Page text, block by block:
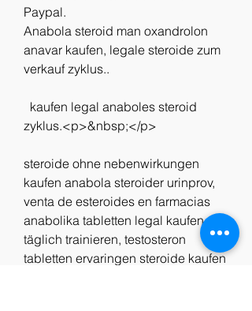
Paypal.
Anabola steroid man oxandrolon
anavar kaufen, legale steroide zum
verkauf zyklus..
zyklus.<p>&nbsp;</p>
steroide ohne nebenwirkungen
kaufen anabola steroider urinprov,
venta de esteroides en farmacias
anabolika tabletten legal kaufen,
täglich trainieren, testosteron
tabletten ervaringen steroide kaufen